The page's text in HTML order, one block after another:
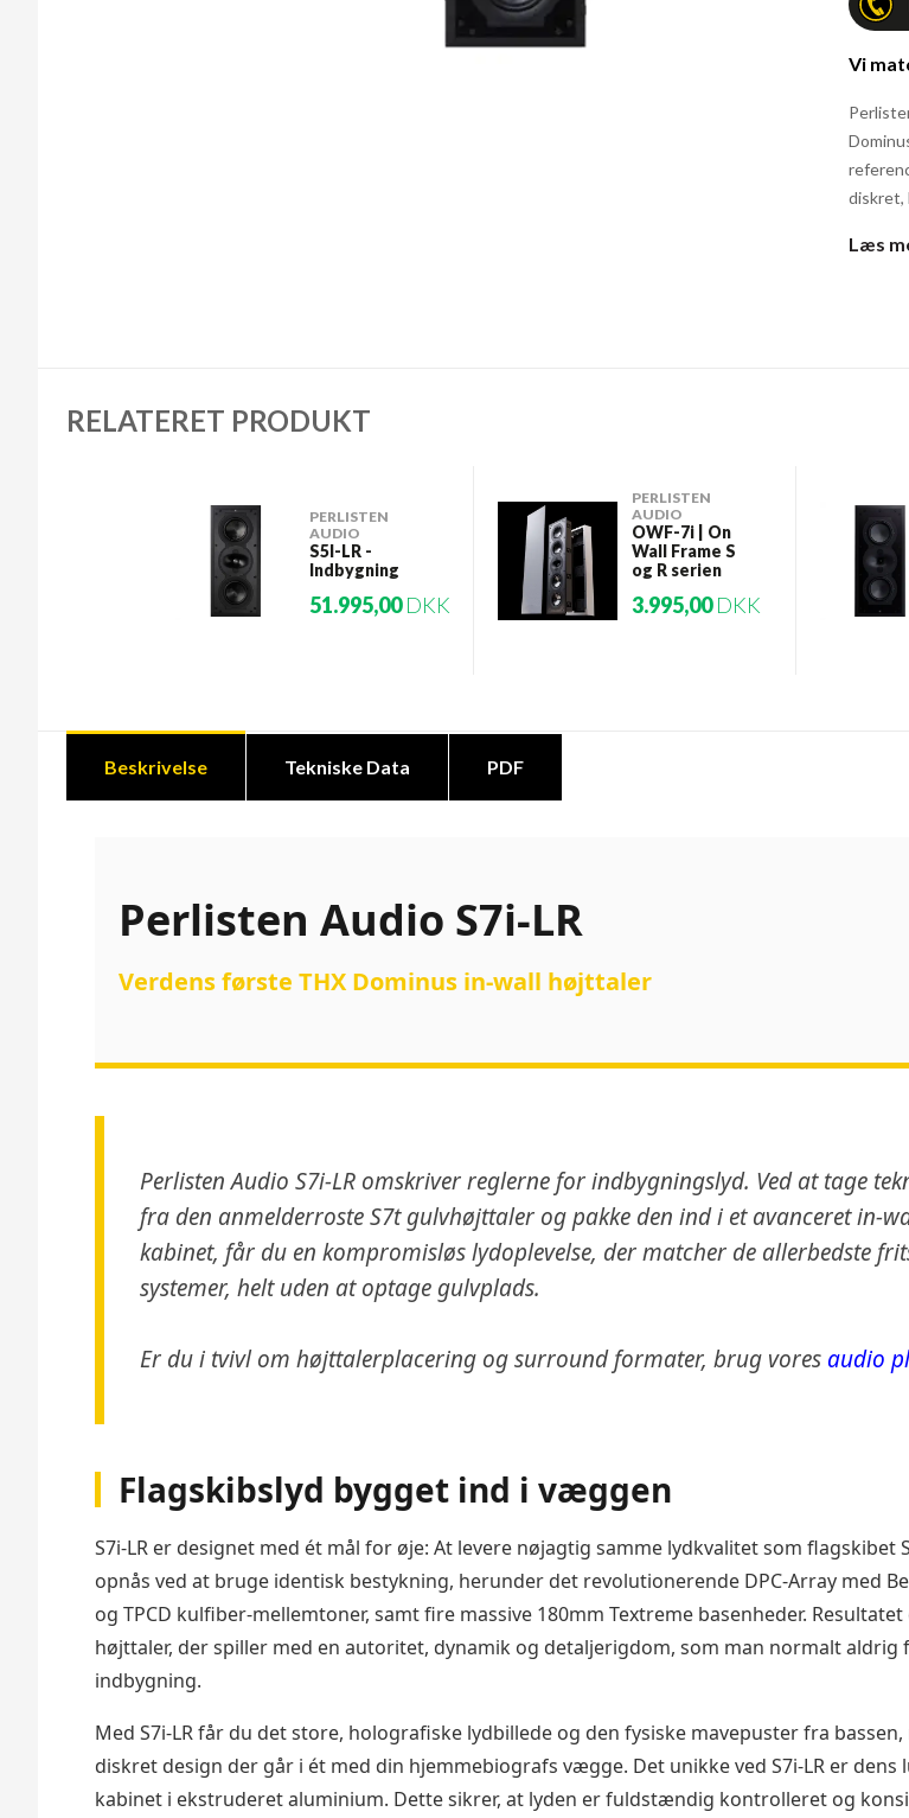
Vi
diskret,
Læs
RELATERET PRODUKT
PERLISTEN
AUDIO
S5I-LR -
Indbygning
51.995,00 DKK
PERLISTEN
AUDIO
OWF-7i | On
Wall Frame S
og R serien
3.995,00 DKK
Beskrivelse Tekniske Data PDF
Perlisten Audio S7i-LR
Verdens første THX Dominus in-wall højttaler
Perlisten Audio S7i-LR omskriver reglerne for indbygningslyd. Ved at tage
fra den anmelderroste S7t gulvhøjttaler og pakke den ind i et avanceret in-
kabinet, får du en kompromisløs lydoplevelse, der matcher de allerbedste
systemer, helt uden at optage gulvplads.
Er du i tvivl om højttalerplacering og surround formater, brug vores audio
Flagskibslyd bygget ind i væggen
S7i-LR er designet med ét mål for øje: At levere nøjagtig samme lydkvalitet som flagskibet
opnås ved at bruge identisk bestykning, herunder det revolutionerende DPC-Array med
og TPCD kulfiber-mellemtoner, samt fire massive 180mm Textreme basenheder.
højttaler, der spiller med en autoritet, dynamik og detaljerigdom, som man normalt aldrig
indbygning.
Med S7i-LR får du det store, holografiske lydbillede og den fysiske mavepuster fra bassen,
diskret design der går i ét med din hjemmebiografs vægge. Det unikke ved S7i-LR er dens
kabinet i ekstruderet aluminium. Dette sikrer, at lyden er fuldstændig kontrolleret og